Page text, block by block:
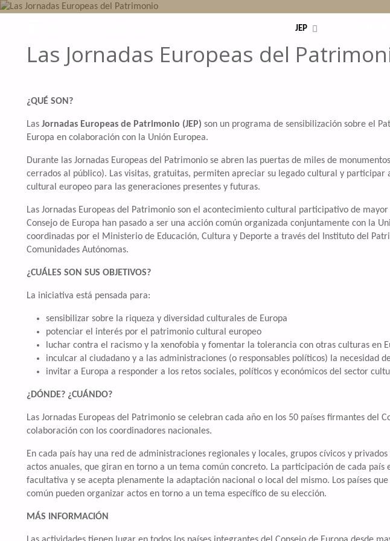
JEP
Las Jornadas Europeas del
¿QUÉ SON?
Las Jornadas Europeas de Patrimonio (JEP) son un programa de sensibilización sobre el
Europa en colaboración con la Unión Europea.
Durante las Jornadas Europeas del Patrimonio se abren las puertas de miles de
cerrados al público). Las visitas, gratuitas, permiten apreciar su legado cultural y
cultural europeo para las generaciones presentes y futuras.
Las Jornadas Europeas del Patrimonio son el acontecimiento cultural participativo de
Consejo de Europa han pasado a ser una acción común organizada conjuntamente con la
coordinadas por el Ministerio de Educación, Cultura y Deporte a través del Instituto del
Comunidades Autónomas.
¿CUÁLES SON SUS OBJETIVOS?
La iniciativa está pensada para:
sensibilizar sobre la riqueza y diversidad culturales de Europa
potenciar el interés por el patrimonio cultural europeo
luchar contra el racismo y la xenofobia y fomentar la tolerancia con otras culturas en
inculcar al ciudadano y a las administraciones (o responsables políticos) la necesidad
invitar a Europa a responder a los retos sociales, políticos y económicos del sector
¿DÓNDE? ¿CUÁNDO?
Las Jornadas Europeas del Patrimonio se celebran cada año en los 50 países firmantes del
colaboración con los coordinadores nacionales.
En cada país hay una red de administraciones regionales y locales, grupos cívicos y
actos anuales, que giran en torno a un tema común concreto. La participación de cada
facultativa y se acepta plenamente la adaptación nacional o local del mismo. Los países
común pueden organizar actos en torno a un tema específico de su elección.
MÁS INFORMACIÓN